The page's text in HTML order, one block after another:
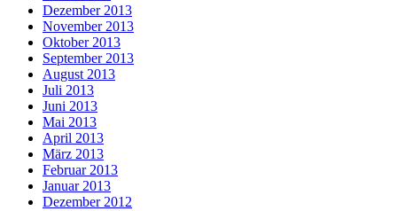
Dezember 2013
November 2013
Oktober 2013
September 2013
August 2013
Juli 2013
Juni 2013
Mai 2013
April 2013
März 2013
Februar 2013
Januar 2013
Dezember 2012